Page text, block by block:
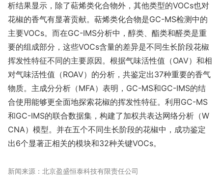
析结果显示，除了萜烯类化合物外，其他类型的VOCs也对
花椒的香气有显著贡献。萜烯类化合物是GC-MS检测中的
主要VOCs。而在GC-IMS分析中，醇类、酯类和醛类是重
要的组成部分，这些VOCs含量的差异是不同生长阶段花椒
挥发性特征不同的主要原因。根据气味活性值（OAV）和相
对气味活性值（ROAV）的分析，共鉴定出37种重要的香气
物质。主成分分析（MFA）表明，GC-MS和GC-IMS的结
合使用能够更全面地探索花椒的挥发性特征。利用GC-MS
和GC-IMS的联合数据集，构建了加权共表达网络分析（W
CNA）模型。并在五个不同生长阶段的花椒中，成功鉴定
出6个显著正相关的模块和32种关键VOCs。
新闻来源：北京盈盛恒泰科技有限责任公司